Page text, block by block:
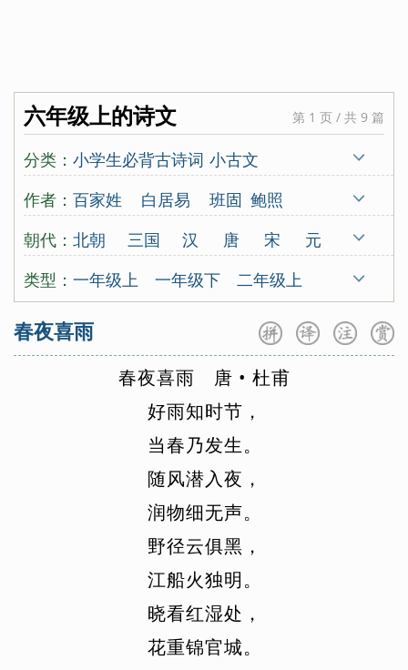
六年级上的诗文 第 1 页 / 共 9 篇
分类： 小学生必背古诗词 小古文
唐诗三百首 宋词三百首
古诗十九首
作者： 百家姓 白居易 班固 鲍照
北朝民歌
蔡伸 曹操 曹丕 曹勋
陈东甫
程垓 陈亮 陈陶 陈与义
陈子昂
戴复古
戴叔伦
杜甫 杜牧 杜秋娘
归有光 顾况
韩愈 韩元吉
贺铸 侯蒙
皇甫冉
黄公绍 黄机 黄裳
黄孝迈 胡令能
蒋氏女 皎然
纪昀 孔子 寇准
朝代： 北朝 三国 汉 唐 宋
元
清 古代 五代
南朝
先秦
秦 东晋 西晋 近代
类型： 一年级上 一年级下
二年级上
四年级上
五年级上
五年级下
六年级上
六年级下
唐诗300首
宋词300首
咏物言志
羁旅思乡
边塞征战
山水田园
小古文100
千字文 七年级上
八年级下
九年级上
高一上册
高一下册
高二下册 高三全册
春夜喜雨
春夜喜雨 唐 • 杜甫
好雨知时节 ，
当春乃发生。
随风潜入夜 ，
润物细无声。
野径云俱黑 ，
江船火独明。
晓看红湿处 ，
花重锦官城。